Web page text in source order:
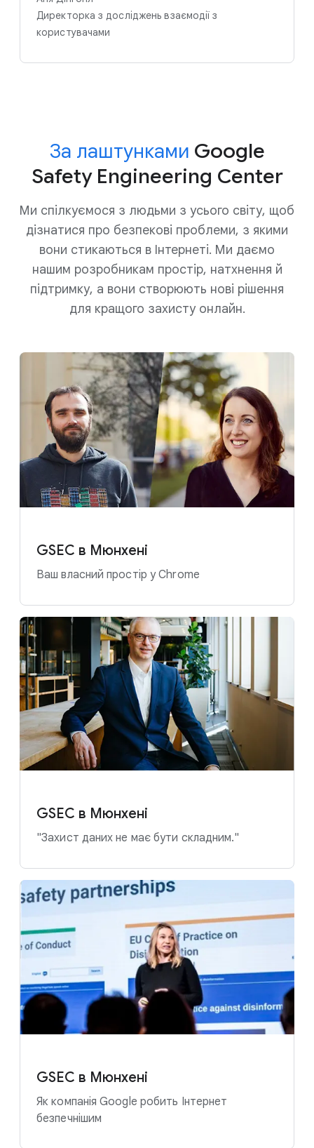
Директорка з досліджень взаємодії з
користувачами
За лаштунками Google
Safety Engineering Center
Ми спілкуємося з людьми з усього світу, щоб
дізнатися про безпекові проблеми, з якими
вони стикаються в Інтернеті. Ми даємо
нашим розробникам простір, натхнення й
підтримку, а вони створюють нові рішення
для кращого захисту онлайн.
GSEC в Мюнхені
Ваш власний простір у Chrome
GSEC в Мюнхені
"Захист даних не має бути складним."
GSEC в Мюнхені
Як компанія Google робить Інтернет
безпечнішим